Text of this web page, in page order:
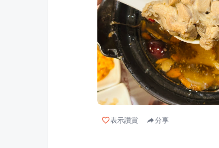
表示讚賞 分享